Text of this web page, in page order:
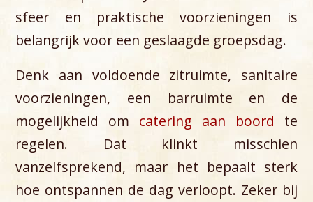
sfeer en praktische voorzieningen is
belangrijk voor een geslaagde groepsdag.
Denk aan voldoende zitruimte, sanitaire
voorzieningen, een barruimte en de
mogelijkheid om catering aan boord te
regelen. Dat klinkt misschien
vanzelfsprekend, maar het bepaalt sterk
hoe ontspannen de dag verloopt. Zeker bij